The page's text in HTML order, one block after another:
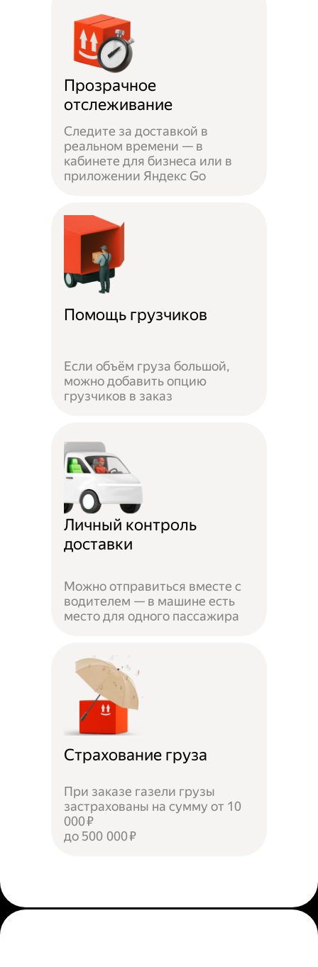
Прозрачное
отслеживание
Следите за доставкой в
реальном времени — в
кабинете для бизнеса или в
приложении Яндекс Go
Помощь грузчиков
Если объём груза большой,
можно добавить опцию
грузчиков в заказ
Личный контроль
доставки
Можно отправиться вместе с
водителем — в машине есть
место для одного пассажира
Страхование груза
При заказе газели грузы
застрахованы на сумму от 10
000 ₽
до 500 000 ₽